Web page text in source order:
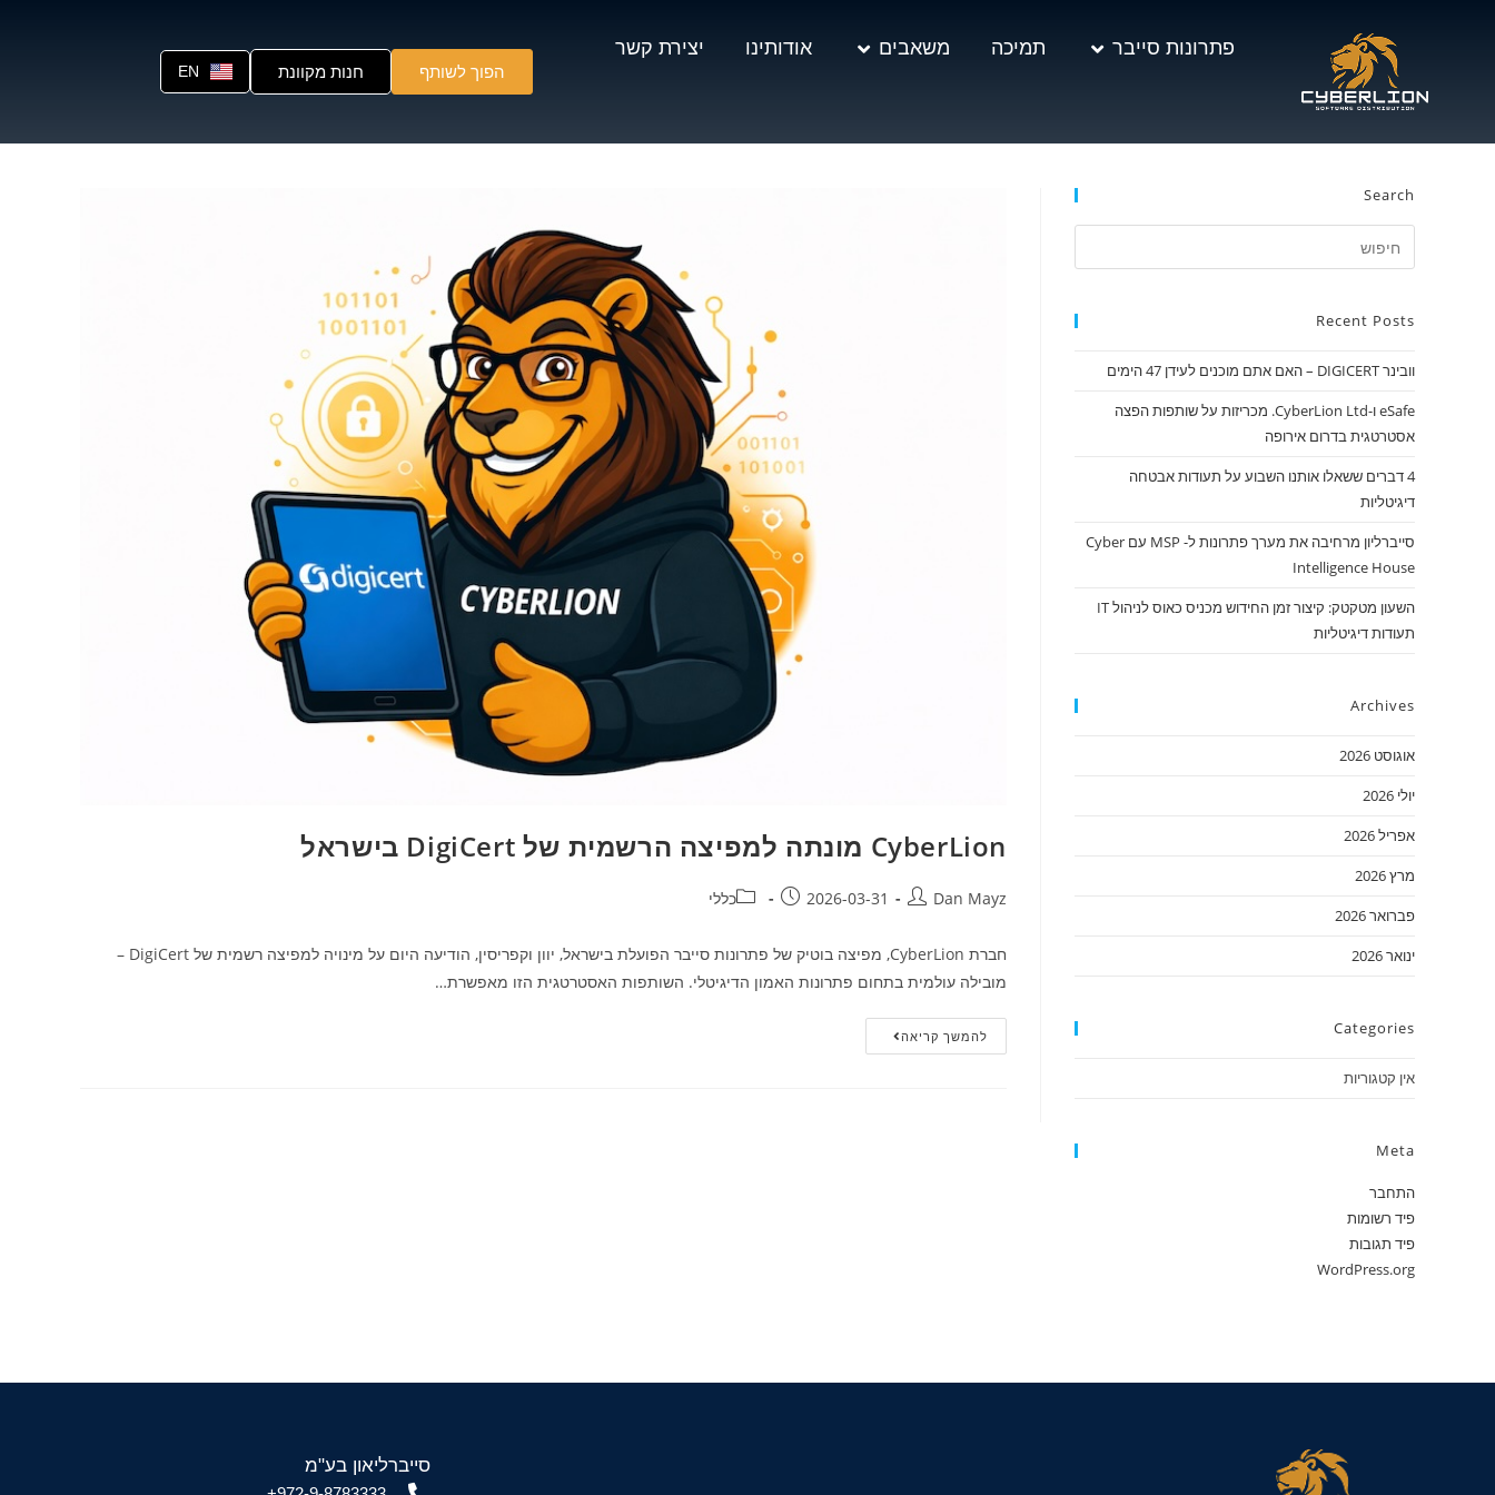
פתרונות סייבר תמיכה משאבים אודותינו יצירת קשר
הפוך לשותף חנות מקוונת EN
CyberLion מונתה למפיצה הרשמית של DigiCert בישראל
Dan Mayz
2026-03-31 כללי
חברת CyberLion, מפיצה בוטיק של פתרונות סייבר הפועלת בישראל, יוון וקפריסין, הודיעה היום על מינויה למפיצה רשמית של DigiCert –
מובילה עולמית בתחום פתרונות האמון הדיגיטלי. השותפות האסטרטגית הזו מאפשרת…
להמשך קריאה
Search
Recent Posts
וובינר DIGICERT – האם אתם מוכנים לעידן 47 הימים
eSafe ו-CyberLion Ltd. מכריזות על שותפות הפצה
אסטרטגית בדרום אירופה
4 דברים ששאלו אותנו השבוע על תעודות אבטחה
דיגיטליות
סייברליון מרחיבה את מערך פתרונות ל- MSP עם Cyber
Intelligence House
השעון מטקטק: קיצור זמן החידוש מכניס כאוס לניהול IT
תעודות דיגיטליות
Archives
אוגוסט 2026
יולי 2026
אפריל 2026
מרץ 2026
פברואר 2026
ינואר 2026
Categories
אין קטגוריות
Meta
התחבר
פיד רשומות
פיד תגובות
WordPress.org
סייברליאון בע"מ